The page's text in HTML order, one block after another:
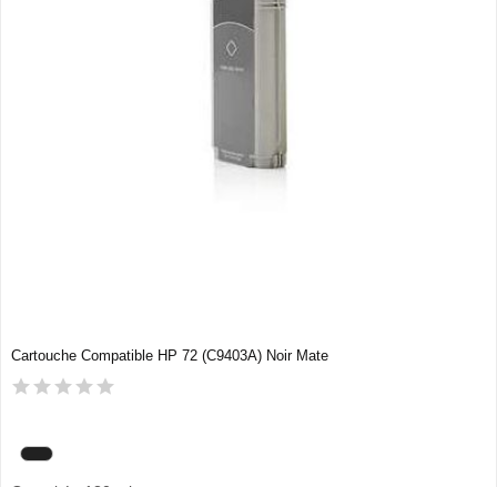
Cartouche Compatible HP 72 (C9403A) Noir Mate